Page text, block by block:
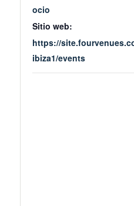
ocio
Sitio web:
https://
ibiza1/events